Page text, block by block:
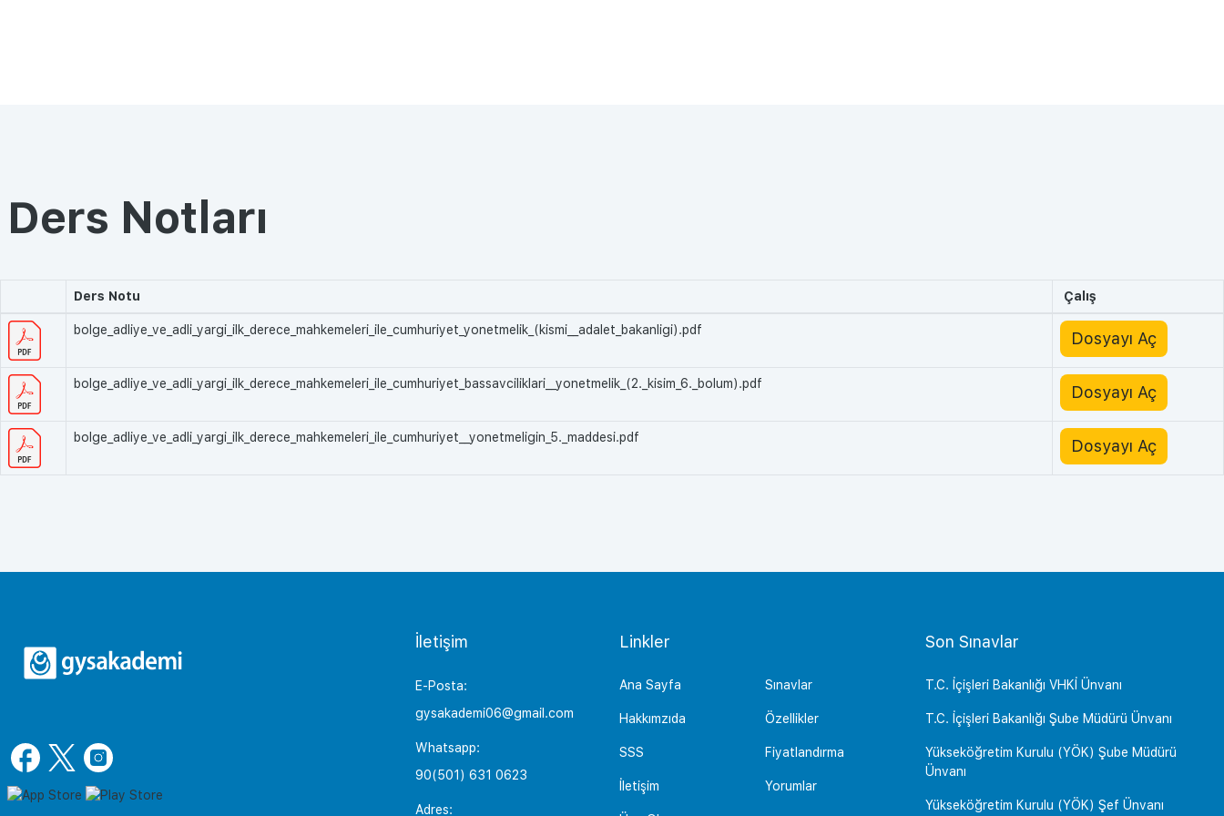
Ders Notları
Ders Notu Çalış
bolge_adliye_ve_adli_yargi_ilk_derece_mahkemeleri_ile_cumhuriyet_yonetmelik_(kismi__adalet_bakanligi).pdf Dosyayı Aç
bolge_adliye_ve_adli_yargi_ilk_derece_mahkemeleri_ile_cumhuriyet_bassavciliklari__yonetmelik_(2._kisim_6._bolum).pdf Dosyayı Aç
bolge_adliye_ve_adli_yargi_ilk_derece_mahkemeleri_ile_cumhuriyet__yonetmeligin_5._maddesi.pdf Dosyayı Aç
İletişim
E-Posta:
gysakademi06@gmail.com
Whatsapp:
90(501) 631 0623
Adres:
Linkler
Ana Sayfa
Hakkımzıda
SSS
İletişim
Sınavlar
Özellikler
Fiyatlandırma
Yorumlar
Son Sınavlar
T.C. İçişleri Bakanlığı VHKİ Ünvanı
T.C. İçişleri Bakanlığı Şube Müdürü Ünvanı
Yükseköğretim Kurulu (YÖK) Şube Müdürü
Ünvanı
Yükseköğretim Kurulu (YÖK) Şef Ünvanı